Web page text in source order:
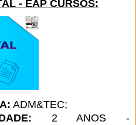
- EAP CURSOS:
ADM&TEC;
2 ANOS -